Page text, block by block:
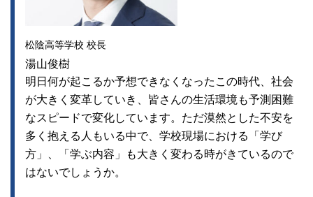
明日何が起こるか予想できなくなったこの時代、社会
が大きく変革していき、皆さんの生活環境も予測困難
なスピードで変化しています。ただ漠然とした不安を
多く抱える人もいる中で、学校現場における「学び
方」、「学ぶ内容」も大きく変わる時がきているので
はないでしょうか。
松陰高等学校 校長
湯山俊樹